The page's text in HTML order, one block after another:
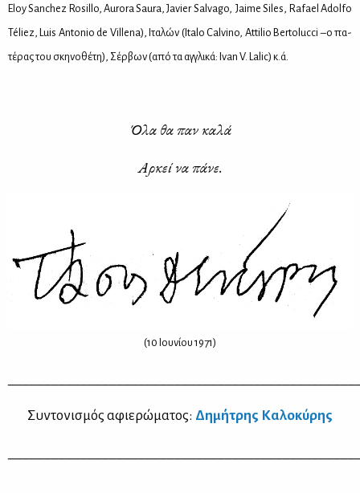
Eloy Sanchez Rosillo, Aurora Saura, Javier Salvago, Jaime Siles, Rafael Adolfo
Téliez, Luis Antonio de Villena), Ιτα­λών (Italo Calvino, Attilio Bertolucci –ο πα­
τέ­ρας του σκη­νο­θέ­τη), Σέρ­βων (από τα αγ­γλι­κά: Ivan V. Lalic) κ.ά.
Όλα θα παν κα­λά
Αρ­κεί να πά­νε.
(10 Ιου­νί­ου 1971)
Συ­ντο­νι­σμός αφιε­ρώ­μα­τος: Δη­μή­τρης Κα­λο­κύ­ρης